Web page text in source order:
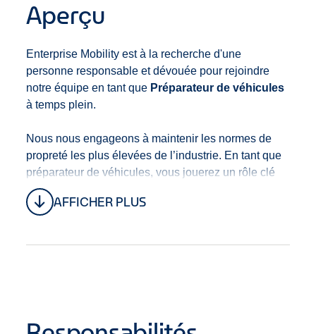
Aperçu
AFFICHER PLUS
Enterprise Mobility est à la recherche d'une
personne responsable et dévouée pour rejoindre
notre équipe en tant que Préparateur de véhicules
à temps plein.
Nous nous engageons à maintenir les normes de
propreté les plus élevées de l’industrie. En tant que
préparateur de véhicules, vous jouerez un rôle clé
dans le respect de cet engagement en appliquant
des pratiques de nettoyage exceptionnelles,
normes élevées de propreté et de sécurité pour la